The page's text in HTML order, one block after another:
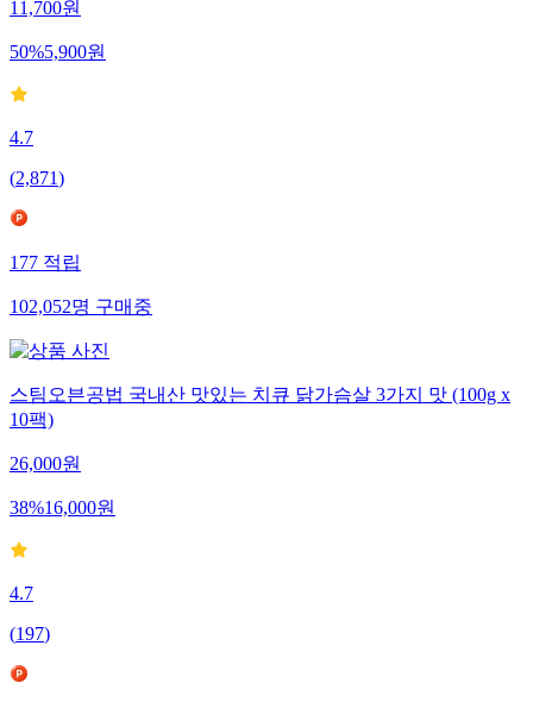
11,700원
50%5,900원
4.7
(2,871)
177적립
102,052명구매중
스팀오븐공법 국내산 맛있는 치큐 닭가슴살 3가지 맛 (100g x
10팩)
26,000원
38%16,000원
4.7
(197)